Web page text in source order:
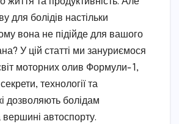
для болідів настільки
вона не підійде для вашого
У цій статті ми зануриємося
моторних олив Формули-1,
технології та
дозволяють болідам
автоспорту.